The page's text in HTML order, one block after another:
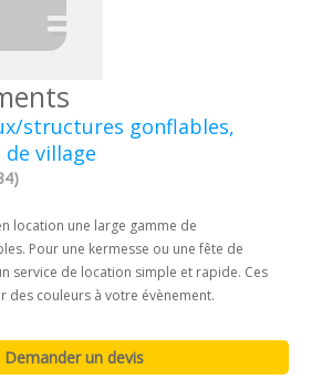
structures gonflables,
village
location une large gamme de
Pour une kermesse ou une fête de
service de location simple et rapide. Ces
des couleurs à votre évènement.